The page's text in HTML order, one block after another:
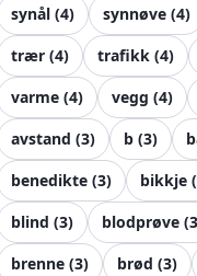
synål (4) synnøve (4)
trær (4) trafikk (4)
varme (4) vegg (4)
avstand (3) b (3)
benedikte (3) bikkje (
blind (3) blodprøve (3
brenne (3) brød (3)